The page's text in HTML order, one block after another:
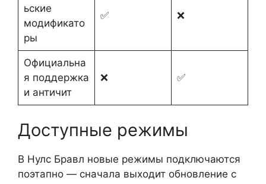
ьские
модификато
ры
✅ ❌
Официальна
я поддержка
и античит
❌ ✅
Доступные режимы
В Нулс Бравл новые режимы подключаются
поэтапно — сначала выходит обновление с